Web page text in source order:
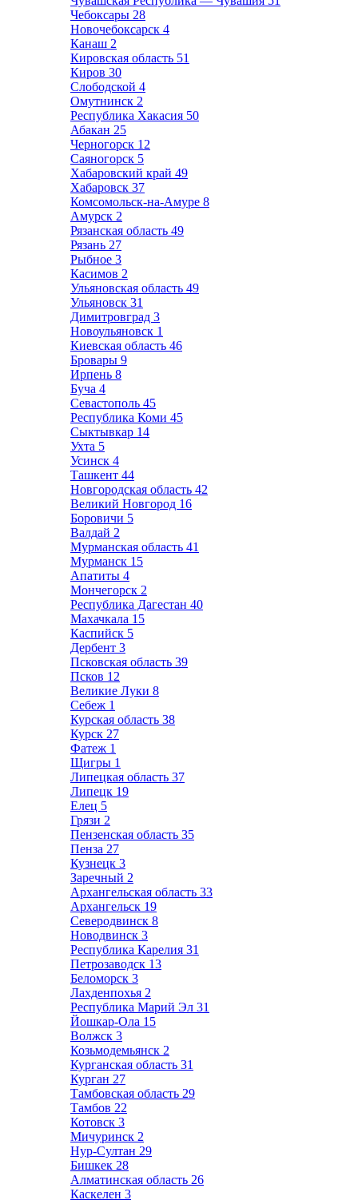
Чебоксары 28
Новочебоксарск 4
Канаш 2
Кировская область 51
Киров 30
Слободской 4
Омутнинск 2
Республика Хакасия 50
Абакан 25
Черногорск 12
Саяногорск 5
Хабаровский край 49
Хабаровск 37
Комсомольск-на-Амуре 8
Амурск 2
Рязанская область 49
Рязань 27
Рыбное 3
Касимов 2
Ульяновская область 49
Ульяновск 31
Димитровград 3
Новоульяновск 1
Киевская область 46
Бровары 9
Ирпень 8
Буча 4
Севастополь 45
Республика Коми 45
Сыктывкар 14
Ухта 5
Усинск 4
Ташкент 44
Новгородская область 42
Великий Новгород 16
Боровичи 5
Валдай 2
Мурманская область 41
Мурманск 15
Апатиты 4
Мончегорск 2
Республика Дагестан 40
Махачкала 15
Каспийск 5
Дербент 3
Псковская область 39
Псков 12
Великие Луки 8
Себеж 1
Курская область 38
Курск 27
Фатеж 1
Щигры 1
Липецкая область 37
Липецк 19
Елец 5
Грязи 2
Пензенская область 35
Пенза 27
Кузнецк 3
Заречный 2
Архангельская область 33
Архангельск 19
Северодвинск 8
Новодвинск 3
Республика Карелия 31
Петрозаводск 13
Беломорск 3
Лахденпохья 2
Республика Марий Эл 31
Йошкар-Ола 15
Волжск 3
Козьмодемьянск 2
Курганская область 31
Курган 27
Тамбовская область 29
Тамбов 22
Котовск 3
Мичуринск 2
Нур-Султан 29
Бишкек 28
Алматинская область 26
Каскелен 3